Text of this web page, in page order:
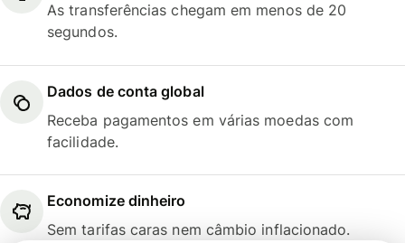
As transferências chegam em menos de 20
segundos.
Dados de conta global
Receba pagamentos em várias moedas com
facilidade.
Economize dinheiro
Sem tarifas caras nem câmbio inflacionado.